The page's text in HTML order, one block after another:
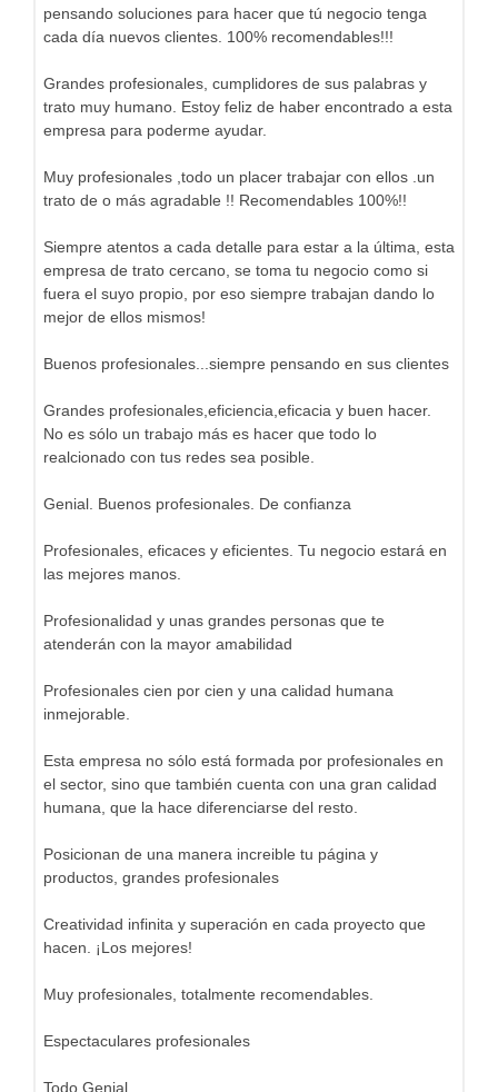
pensando soluciones para hacer que tú negocio tenga
cada día nuevos clientes. 100% recomendables!!!
Grandes profesionales, cumplidores de sus palabras y
trato muy humano. Estoy feliz de haber encontrado a esta
empresa para poderme ayudar.
Muy profesionales ,todo un placer trabajar con ellos .un
trato de o más agradable !! Recomendables 100%!!
Siempre atentos a cada detalle para estar a la última, esta
empresa de trato cercano, se toma tu negocio como si
fuera el suyo propio, por eso siempre trabajan dando lo
mejor de ellos mismos!
Buenos profesionales...siempre pensando en sus clientes
Grandes profesionales,eficiencia,eficacia y buen hacer.
No es sólo un trabajo más es hacer que todo lo
realcionado con tus redes sea posible.
Genial. Buenos profesionales. De confianza
Profesionales, eficaces y eficientes. Tu negocio estará en
las mejores manos.
Profesionalidad y unas grandes personas que te
atenderán con la mayor amabilidad
Profesionales cien por cien y una calidad humana
inmejorable.
Esta empresa no sólo está formada por profesionales en
el sector, sino que también cuenta con una gran calidad
humana, que la hace diferenciarse del resto.
Posicionan de una manera increible tu página y
productos, grandes profesionales
Creatividad infinita y superación en cada proyecto que
hacen. ¡Los mejores!
Muy profesionales, totalmente recomendables.
Espectaculares profesionales
Todo Genial